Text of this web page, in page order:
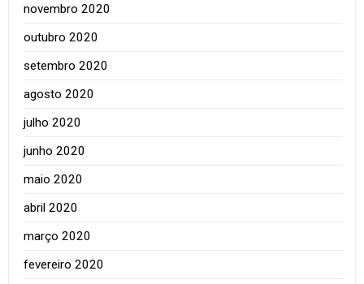
novembro 2020
outubro 2020
setembro 2020
agosto 2020
julho 2020
junho 2020
maio 2020
abril 2020
março 2020
fevereiro 2020